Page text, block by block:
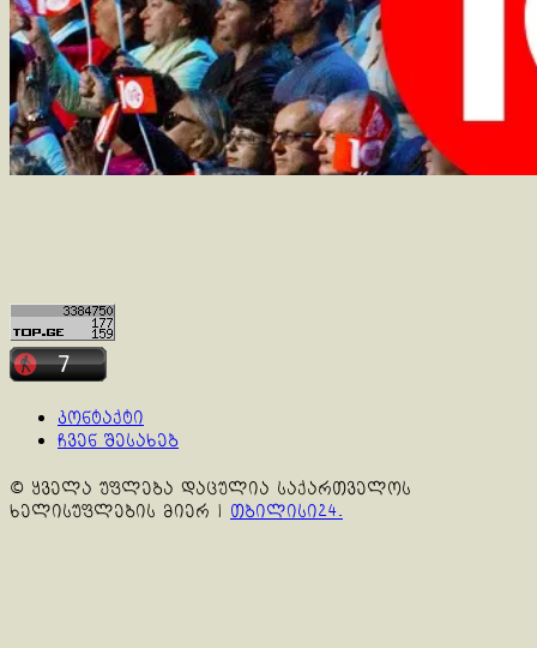
კონტაქტი
ჩვენ შესახებ
© ყველა უფლება დაცულია საქართველოს
ხელისუფლების მიერ | თბილისი24.